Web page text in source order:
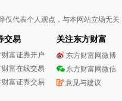
仅代表个人观点，与本网站立场无
交易
财富证券开户
财富在线交易
财富证券交易
关注东方财富
东方财富网微博
东方财富网微信
意见与建议